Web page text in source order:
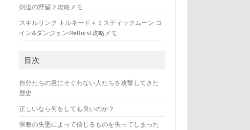
剣道の野望２攻略メモ
スキルリンク トルネード＋ミスティックムーン コ
イン&ダンジョン:ReBurst攻略メモ
目次
自分たちの意にそぐわない人たちを攻撃してきた
歴史
正しいなら何をしても良いのか？
宗教の失墜によって信じるものを失ってしまった